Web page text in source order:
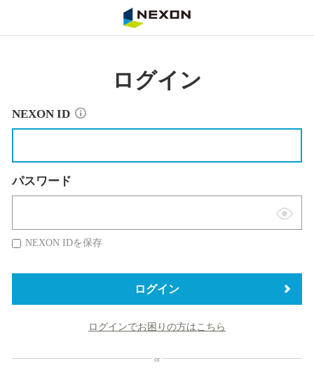
ログイン
NEXON ID
パスワード
表
替
NEXON IDを保存
ログイン
ログインでお困りの方はこちら